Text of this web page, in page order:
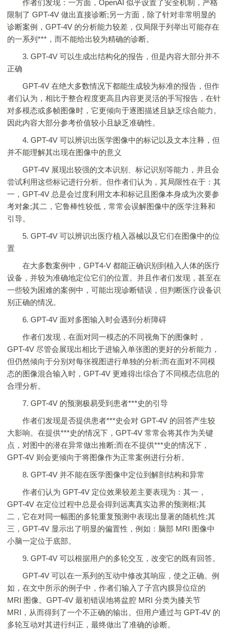
作者们发现：一方面，OpenAI 似乎设置了安全机制，严格
限制了 GPT-4V 做出直接诊断;另一方面，除了针对非常明显的
诊断案例，GPT-4V 的分析能力较差，仅局限于列举出可能存在
的一系列***，而不能给出较为精确的诊断。
3. GPT-4V 可以生成出结构化的报告，但是内容大部分并不
正确
GPT-4V 在绝大多数情况下都能生成较为标准的报告，但作
者们认为，相比于整合程度更高且内容更灵活的手写报告，在针
对多模态或多帧图像时，它更倾向于逐图描述且缺乏综合能力。
因此内容大部分参考价值较小且缺乏准确性。
4. GPT-4V 可以辨识出医学图像中的标记以及文本注释，但
并不能理解其出现在图像中的意义
GPT-4V 展现出较强的文本识别、标记识别等能力，并且会
尝试利用这些标记进行分析。但作者们认为，其局限性在于：其
一，GPT-4V 总是会过度利用文本和标记且图像本身成为次要参
考对象;其二，它鲁棒性较低，常常会误解图像中的医学注释和
引导。
5. GPT-4V 可以辨识出医疗植入器械以及它们在图像中的位
置
在大多数案例中，GPT4-V 都能正确识别到植入人体的医疗
设备，并较为准确地定位它们的位置。并且作者们发现，甚至在
一些较为困难的案例中，可能出现诊断错误，但判断医疗设备识
别正确的情况。
6. GPT-4V 面对多图输入时会遇到分析障碍
作者们发现，在面对同一模态的不同视角下的图像时，
GPT-4V 尽管会展现出相比于进输入单张图的更好的分析能力，
但仍然倾向于分别对每张视图进行单独的分析;而在面对不同模
态的图像混合输入时，GPT-4V 更难得出综合了不同模态信息的
合理分析。
7. GPT-4V 的预测极易受到患者***史的引导
作者们发现是否提供患者***史会对 GPT-4V 的回答产生较
大影响。在提供***史的情况下，GPT-4V 常常会将其作为关键
点，对图中的潜在异常做出推断;而在不提供***史的情况下，
GPT-4V 则会更倾向于将图像作为正常案例进行分析。
8. GPT-4V 并不能在医学图像中定位到解剖结构和异常
作者们认为 GPT-4V 定位效果较差主要表现为：其一，
GPT-4V 在定位过程中总是会得到远离真实边界的预测框;其
二，它在对同一幅图的多轮重复预测中表现出显著的随机性;其
三，GPT-4V 显示出了明显的偏置性，例如：脑部 MRI 图像中
小脑一定位于底部。
9. GPT-4V 可以根据用户的多轮交互，改变它的既有回答。
GPT-4V 可以在一系列的互动中修改其响应，使之正确。例
如，在文中所示的例子中，作者们输入了子宫内膜异位症的
MRI 图像。GPT-4V 最初错误地将盆腔 MRI 分类为膝关节
MRI，从而得到了一个不正确的输出。但用户通过与 GPT-4V 的
多轮互动对其进行纠正，最终做出了准确的诊断。